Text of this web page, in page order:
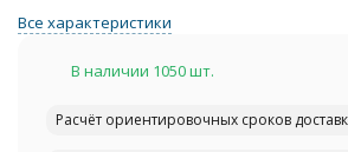
Все характеристики
В наличии 1050 шт.
Расчёт ориентировочных сроков